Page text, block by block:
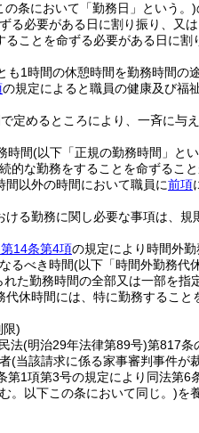
の条において「勤務日」という。)
必要がある日に割り振り、又
ことを命ずる必要がある日に割
1時間の休憩時間を勤務時間の
の規定によると職員の健康及び福
めるところにより、一斉に与え
時間(以下「正規の勤務時間」と
な勤務をすることを命ずること
以外の時間において職員に前項
る勤務に関し必要な事項は、規
第14条第4項の規定により時間外
るべき時間(以下「時間外勤務代
れた勤務時間の全部又は一部を指
休時間には、特に勤務するこ
限)
法(明治29年法律第89号)第817条
(当該請求に係る家事審判事件が
第1項第3号の規定により同法第6
。以下この条において同じ。)を